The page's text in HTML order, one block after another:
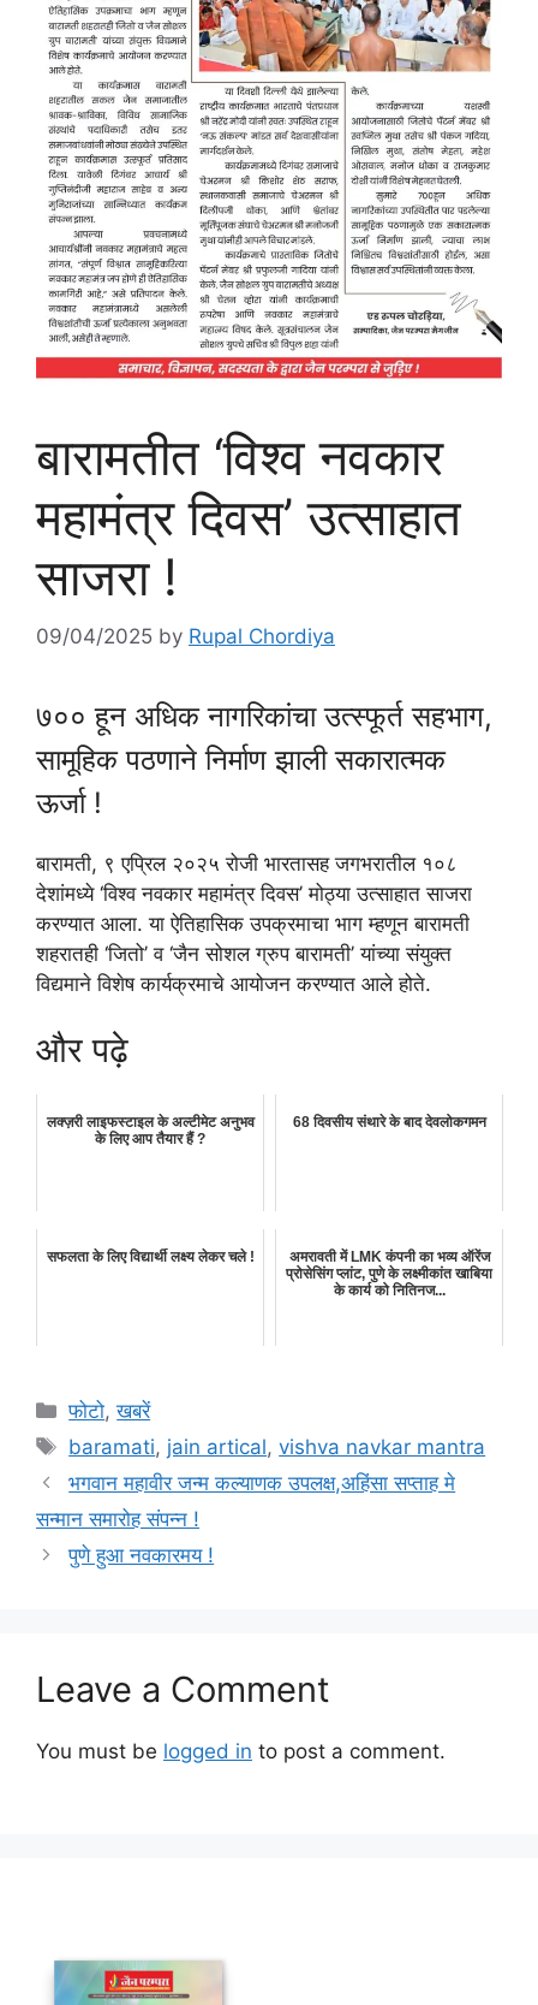
बारामतीत ‘विश्व नवकार
महामंत्र दिवस’ उत्साहात
साजरा !
09/04/2025 by Rupal Chordiya
७०० हून अधिक नागरिकांचा उत्स्फूर्त सहभाग,
सामूहिक पठणाने निर्माण झाली सकारात्मक
ऊर्जा !
बारामती, ९ एप्रिल २०२५ रोजी भारतासह जगभरातील १०८
देशांमध्ये ‘विश्व नवकार महामंत्र दिवस’ मोठ्या उत्साहात साजरा
करण्यात आला. या ऐतिहासिक उपक्रमाचा भाग म्हणून बारामती
शहरातही ‘जितो’ व ‘जैन सोशल ग्रुप बारामती’ यांच्या संयुक्त
विद्यमाने विशेष कार्यक्रमाचे आयोजन करण्यात आले होते.
और पढ़े
लक्ज़री लाइफस्टाइल के अल्टीमेट अनुभव
के लिए आप तैयार हैं ?
68 दिवसीय संथारे के बाद देवलोकगमन
सफलता के लिए विद्यार्थी लक्ष्य लेकर चले !
अमरावती में LMK कंपनी का भव्य ऑरेंज
प्रोसेसिंग प्लांट, पुणे के लक्ष्मीकांत खाबिया
के कार्य को नितिनज...
Categories
फोटो,खबरें
Tags
baramati, jain artical,vishva navkar mantra
भगवान महावीर जन्म कल्याणक उपलक्ष,अहिंसा सप्ताह मे
सन्मान समारोह संपन्न !
पुणे हुआ नवकारमय !
Leave a Comment
You must be logged in to post a comment.